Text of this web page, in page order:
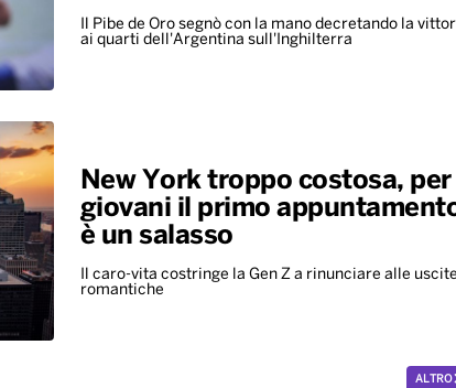
Il Pibe de Oro segnò con la mano decretando la
ai quarti dell'Argentina sull'Inghilterra
New York troppo costosa, per
giovani il primo
è un salasso
Il caro-vita costringe la Gen Z a rinunciare alle uscite
romantiche
ALTRO